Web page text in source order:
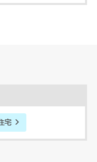
宅
責任を負わないものと
する